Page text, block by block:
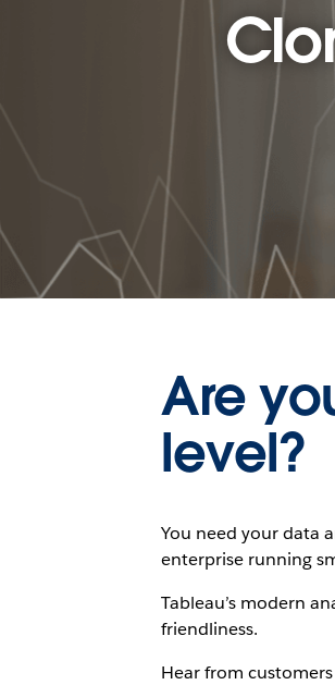
Are
level?
You need your data
enterprise running
Tableau’s modern
friendliness.
Hear from